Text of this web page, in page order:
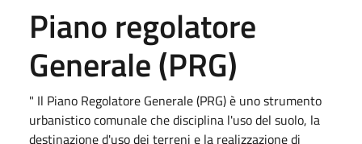
Piano regolatore
Generale (PRG)
" Il Piano Regolatore Generale (PRG) è uno strumento
urbanistico comunale che disciplina l'uso del suolo, la
destinazione d'uso dei terreni e la realizzazione di